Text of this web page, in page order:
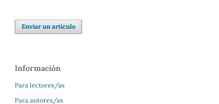
Enviar un artículo
Información
Para lectores/as
Para autores/as